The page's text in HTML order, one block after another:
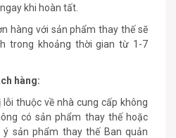
khi hoàn tất.
hàng với sản phẩm thay thế sẽ
trong khoảng thời gian từ 1-7
hàng:
lỗi thuộc về nhà cung cấp không
có sản phẩm thay thế hoặc
ý sản phẩm thay thế Ban quản